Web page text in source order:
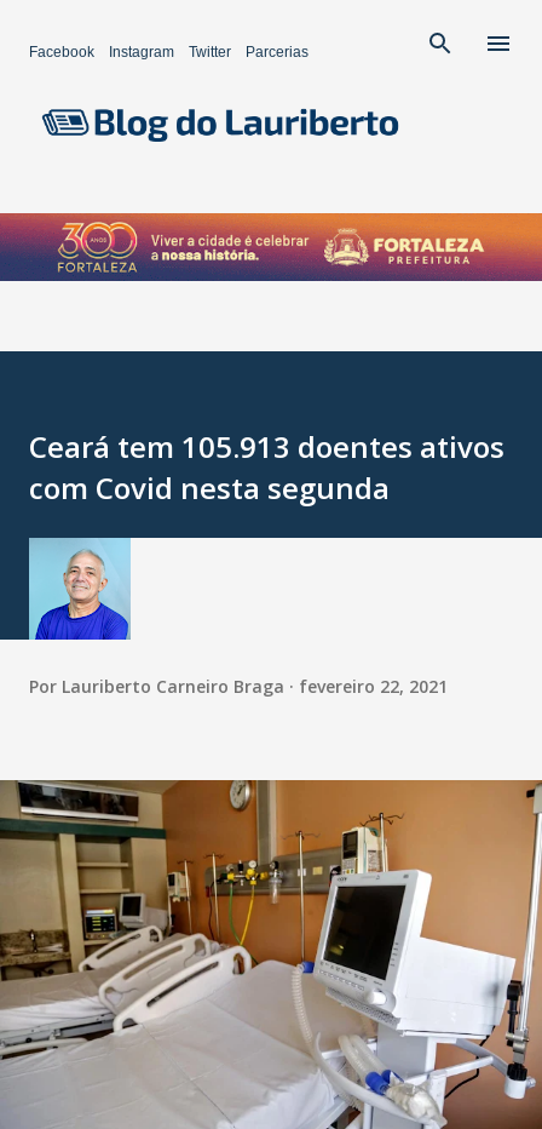
Facebook Instagram Twitter Parcerias
Ceará tem 105.913 doentes ativos
com Covid nesta segunda
Por Lauriberto Carneiro Braga fevereiro 22, 2021